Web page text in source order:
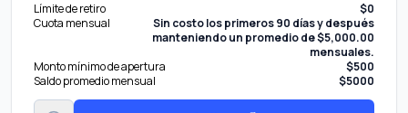
Límite de retiro
$0
Cuota mensual
Sin costo los primeros 90 días y después
manteniendo un promedio de $5,000.00
mensuales.
Monto mínimo de apertura
$500
Saldo promedio mensual
$5000